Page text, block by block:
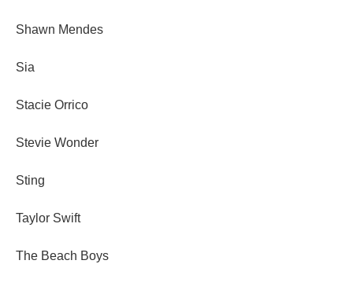
Shawn Mendes
Sia
Stacie Orrico
Stevie Wonder
Sting
Taylor Swift
The Beach Boys